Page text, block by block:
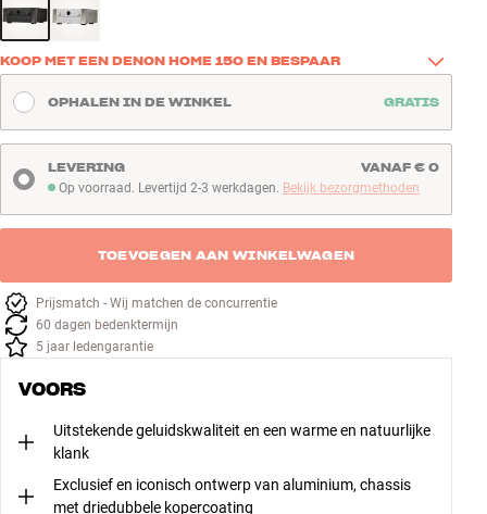
KOOP MET EEN DENON HOME 150 EN BESPAAR
Koop dit product samen met een Denon Home 150 en bespaar €
100 op de speaker. Een eenvoudige manier om goed geluid mee te
of de slaapkamer.
Bekijk ze hier
OPHALEN IN DE WINKEL GRATIS
Op voorraad. Levertijd 2-3 werkdagen
Op voorraad. Levertijd 2-3 werkdagen. Bekijk bezorgmethoden
LEVERING VANAF € 0
TOEVOEGEN AAN WINKELWAGEN
Prijsmatch - Wij matchen de concurrentie
60 dagen bedenktermijn
5 jaar ledengarantie
VOORS
Uitstekende geluidskwaliteit en een warme en natuurlijke
klank
Exclusief en iconisch ontwerp van aluminium, chassis
met driedubbele kopercoating